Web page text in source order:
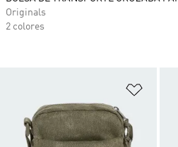
Originals
2 colores